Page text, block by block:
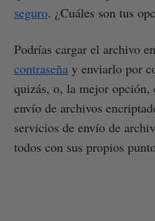
seguro. ¿Cuáles son tus
Podrías cargar el archivo
contraseña y enviarlo por
quizás, o, la mejor opción,
envío de archivos
servicios de envío de
todos con sus propios